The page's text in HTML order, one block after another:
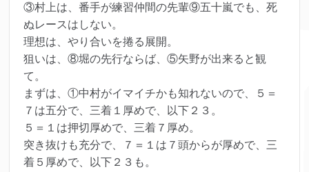
③村上は、番手が練習仲間の先輩⑨五十嵐でも、死
ぬレースはしない。
理想は、やり合いを捲る展開。
狙いは、⑧堀の先行ならば、⑤矢野が出来ると観
て。
まずは、①中村がイマイチかも知れないので、５＝
７は五分で、三着１厚めで、以下２３。
５＝１は押切厚めで、三着７厚め。
突き抜けも充分で、７＝１は７頭からが厚めで、三
着５厚めで、以下２３も。